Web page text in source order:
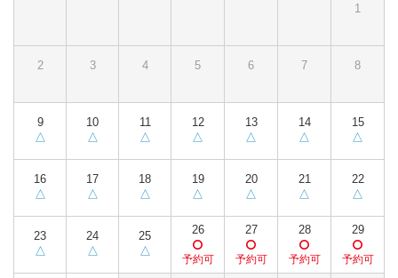
1
2 3 4 5 6 7 8
9 10 11 12 13 14 15
16 17 18 19 20 21 22
23 24 25 26 27 28 29